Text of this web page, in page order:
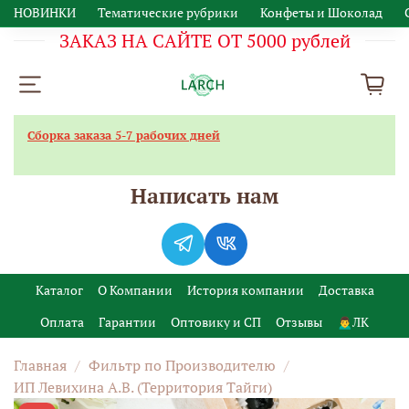
НОВИНКИ Тематические рубрики Конфеты и Шоколад
ЗАКАЗ НА САЙТЕ ОТ 5000 рублей
Каталог О Компании История компании
Доставка
Оплата
Гарантии Оптовику и СП Отзывы 🙍‍♂️ЛК
Главная
Фильтр по Производителю
ИП Левихина А.В. (Территория Тайги)
Сборка заказа 5-7 рабочих дней
Написать нам